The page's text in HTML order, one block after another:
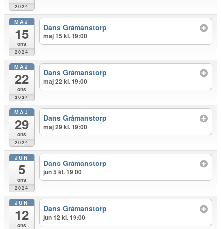
2024
MAJ
15
ons
2024
Dans Gråmanstorp
maj 15 kl. 19:00
MAJ
22
ons
2024
Dans Gråmanstorp
maj 22 kl. 19:00
MAJ
29
ons
2024
Dans Gråmanstorp
maj 29 kl. 19:00
JUN
5
ons
2024
Dans Gråmanstorp
jun 5 kl. 19:00
JUN
12
ons
Dans Gråmanstorp
jun 12 kl. 19:00